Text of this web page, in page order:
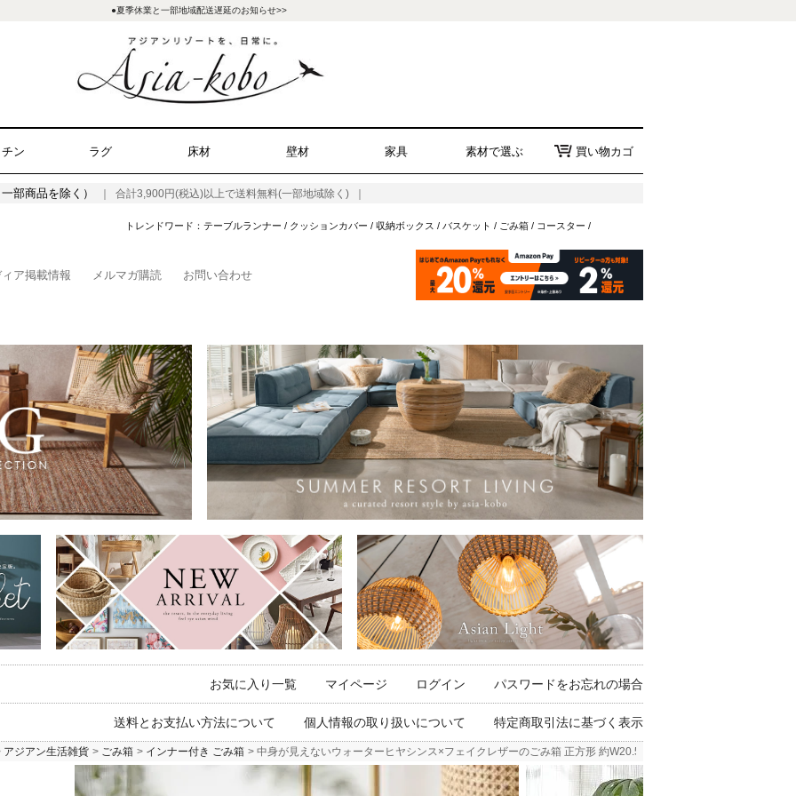
●夏季休業と一部地域配送遅延のお知らせ>>
ン ラグ 床材 壁材 家具 素材で選ぶ 買い物カゴ
部商品を除く） ｜ 合計3,900円(税込)以上で送料無料(一部地域除く) ｜
トレンドワード： テーブルランナー / クッションカバー / 収納ボックス / バスケット / ごみ箱/ コースター /
ア掲載情報 メルマガ購読 お問い合わせ
お気に入り一覧 マイページ ログイン パスワードをお忘れの場合
送料とお支払い方法について 個人情報の取り扱いについて 特定商取引法に基づく表示
アジアン生活雑貨 ごみ箱 インナー付き ごみ箱 中身が見えないウォーターヒヤシンス×フェイクレザーのごみ箱 正方形 約W20.5×D20.5×H30cm [14038]